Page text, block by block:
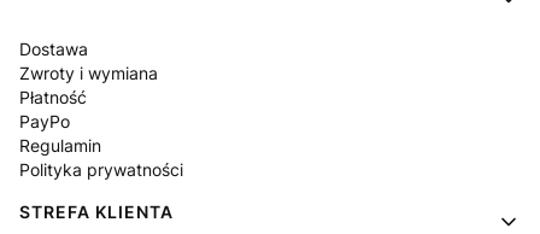
Dostawa
Zwroty i wymiana
Płatność
PayPo
Regulamin
Polityka prywatności
STREFA KLIENTA